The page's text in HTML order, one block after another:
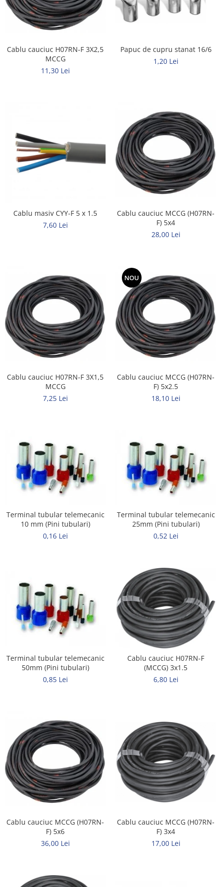
Rigid
Litat
Neopren
PRIZE SI INTRERUPATOARE
Accesorii prize / intrerupatoare
Canal cablu metalic
Canal cablu PVC
Conectica
Tuburi flexibile
Prelungitoare
Role prelungitor
MULTIPRIZE, STECHERE, CUPLE
Stechere
Cuple
Multiprize
Conector
Contactori
Elemente de comanda si semnalizare
Relee
Separatoare de sarcina
Transformatoare
SIGURANTE AUTOMATE
Corpuri iluminat exterior
Corpuri iluminat interior
Proiectoare
Surse de iluminat
Tablou organizare santier
Scule
Senzori
Ventilatoare
Cablu cauciuc H07RN-F 3X2,5
MCCG
11,30 Lei
Papuc de cupru stanat 16/6
1,20 Lei
Cablu masiv CYY-F 5 x 1.5
7,60 Lei
Cablu cauciuc MCCG (H07RN-
F) 5x4
28,00 Lei
Cablu cauciuc H07RN-F 3X1,5
MCCG
7,25 Lei
NOU
Cablu cauciuc MCCG (H07RN-
F) 5x2.5
18,10 Lei
Terminal tubular telemecanic
10 mm (Pini tubulari)
0,16 Lei
Terminal tubular telemecanic
25mm (Pini tubulari)
0,52 Lei
Terminal tubular telemecanic
50mm (Pini tubulari)
0,85 Lei
Cablu cauciuc H07RN-F
(MCCG) 3x1.5
6,80 Lei
Cablu cauciuc MCCG (H07RN-
F) 5x6
36,00 Lei
Cablu cauciuc MCCG (H07RN-
F) 3x4
17,00 Lei